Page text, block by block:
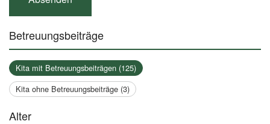
Betreuungsbeiträge
Kita mit Betreuungsbeiträgen (125)
Kita ohne Betreuungsbeiträge (3)
Alter